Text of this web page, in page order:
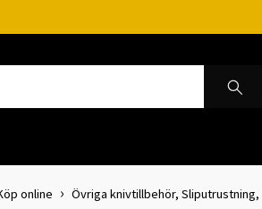
online Övriga knivtillbehör, Sliputrustning,